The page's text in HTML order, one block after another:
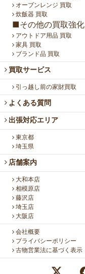
オーブンレンジ 買取
炊飯器 買取
■その他の買取強
アウトドア用品 買取
家具 買取
ブランド品 買取
買取サービス
引っ越し前の家財買取
よくある質問
出張対応エリア
東京都
埼玉県
店舗案内
大和本店
相模原店
藤沢店
埼玉店
大阪店
会社概要
プライバシーポリシー
古物営業法に基づく表示